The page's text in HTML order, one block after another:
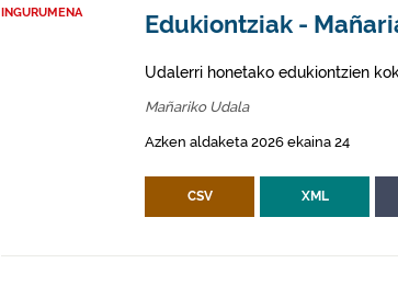
INGURUMENA Edukiontziak -
Udalerri honetako edukiontzien
Mañariko Udala
Azken aldaketa 2026 ekaina 24
CSV XML